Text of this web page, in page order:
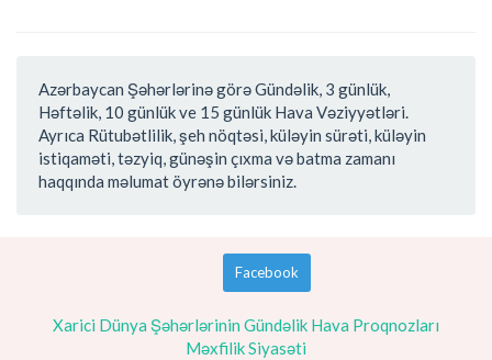
Azərbaycan Şəhərlərinə görə Gündəlik, 3 günlük,
Həftəlik, 10 günlük ve 15 günlük Hava Vəziyyətləri.
Ayrıca Rütubətlilik, şeh nöqtəsi, küləyin sürəti, küləyin
istiqaməti, təzyiq, günəşin çıxma və batma zamanı
haqqında məlumat öyrənə bilərsiniz.
Facebook
Xarici Dünya Şəhərlərinin Gündəlik Hava Proqnozları
Məxfilik Siyasəti